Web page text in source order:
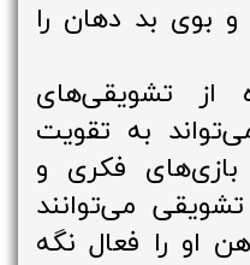
بوی بد دهان را
از تشویقی‌های
به تقویت
فکری و
می‌توانند
او را فعال نگه